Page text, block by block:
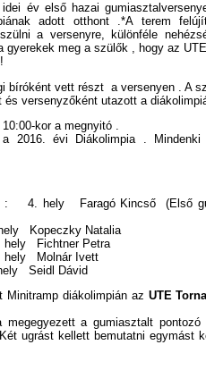
év első hazai
adott otthont .*A terem
a versenyre, különféle
meg a szülők , hogy az
vett részt a versenyen . A
versenyzőként utazott a
kor a megnyitó .
évi Diákolimpia . Mindenki
Kincső (Első
Natalia
Petra
Ivett
Dávid
diákolimpián az UTE
megegyezett a gumiasztalt
ugrást kellett bemutatni egymást